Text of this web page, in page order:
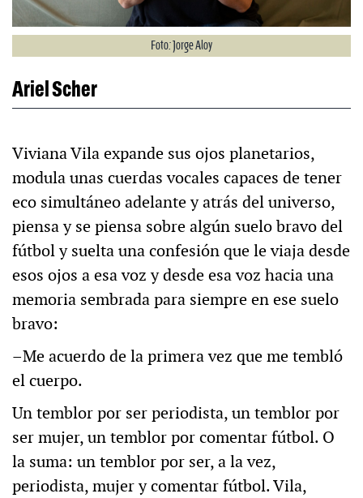
Foto: Jorge Aloy
Ariel Scher
Viviana Vila expande sus ojos planetarios,
modula unas cuerdas vocales capaces de tener
eco simultáneo adelante y atrás del universo,
piensa y se piensa sobre algún suelo bravo del
fútbol y suelta una confesión que le viaja desde
esos ojos a esa voz y desde esa voz hacia una
memoria sembrada para siempre en ese suelo
bravo:
–Me acuerdo de la primera vez que me tembló
el cuerpo.
Un temblor por ser periodista, un temblor por
ser mujer, un temblor por comentar fútbol. O
la suma: un temblor por ser, a la vez,
periodista, mujer y comentar fútbol. Vila,